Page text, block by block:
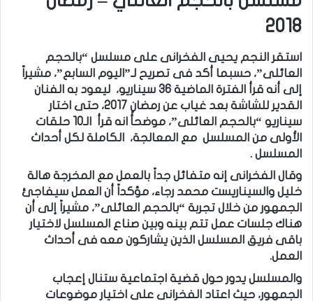
2018
استقر النجم يحيى الفخرانى على مسلسل “بالحجم
العائلى”، حسبما أكد فى تصريح لـ”اليوم السابع”، مشيراً
إلى أنه قرأ الفترة الماضية 36 سيناريو، ليعود به الفنان
القدير للشاشة بعد غياب عن رمضان 2017، حتى اختار
سيناريو “بالحجم العائلى”، موضحأً انه قرأ الـ10 حلقات
الأولى من المسلسل مع المعالجة، الكاملة لكل أحداث
المسلسل .
وقال الفخرانى إنه متفائل جداً بالعمل مع المخرجة هالة
خليل والسيناريست محمد رجاء، مؤكداً أن العمل سيفاجئ
الجمهور من خلال تجربة “بالحجم العائلى”، مشيراً إلى أن
هناك جلسات عمل تتم بينه وبين صناع المسلسل لاختيار
باقى فريق المسلسل الذين يشاركون معه فى أحداث
العمل.
والمسلسل يدور حول قضية اجتماعية ستنال إعجاب
الجمهور، حيث اعتاد الفخرانى على اختيار موضوعات